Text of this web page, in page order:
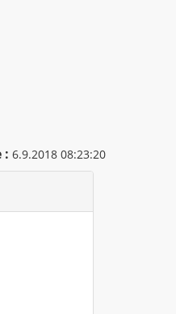
: 6.9.2018 08:23:20